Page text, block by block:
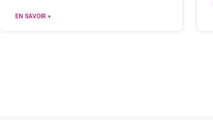
EN SAVOIR +